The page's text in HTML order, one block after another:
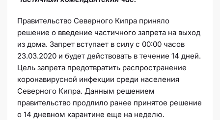
Правительство Северного Кипра приняло
решение о введение частичного запрета на выход
из дома. Запрет вступает в силу с 00:00 часов
23.03.2020 и будет действовать в течение 14 дней.
Цель запрета предотвратить распространение
коронавирусной инфекции среди населения
Северного Кипра. Данным решением
правительство продлило ранее принятое решение
о 14 дневном карантине еще на неделю.